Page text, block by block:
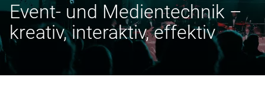
Event- und Medientechnik –
kreativ, interaktiv, effektiv